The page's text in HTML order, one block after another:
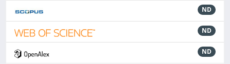
ND
ND
ND